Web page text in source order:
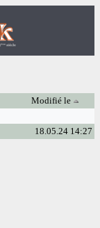
Modifié le
18.05.24 14:27